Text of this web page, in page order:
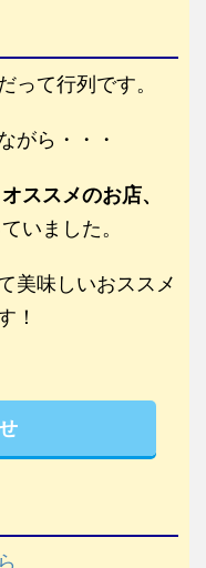
って行列です。
がら・・・
オススメのお店、
いました。
美味しいおススメ
！